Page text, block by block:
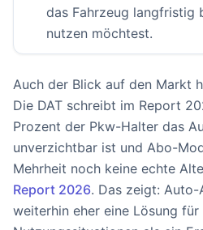
das Fahrzeug langfristig
nutzen möchtest.
Auch der Blick auf den Markt
Die DAT schreibt im Report
Prozent der Pkw-Halter das
unverzichtbar ist und Abo-
Mehrheit noch keine echte
Report 2026. Das zeigt:
weiterhin eher eine Lösung